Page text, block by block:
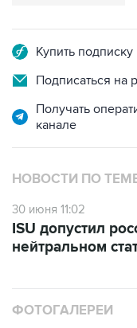
Купить
Подписаться на
Получать
канале
НОВОСТИ ПО
30 июня 11:02
ISU допустил
нейтральном
ФОТОГАЛЕРЕИ